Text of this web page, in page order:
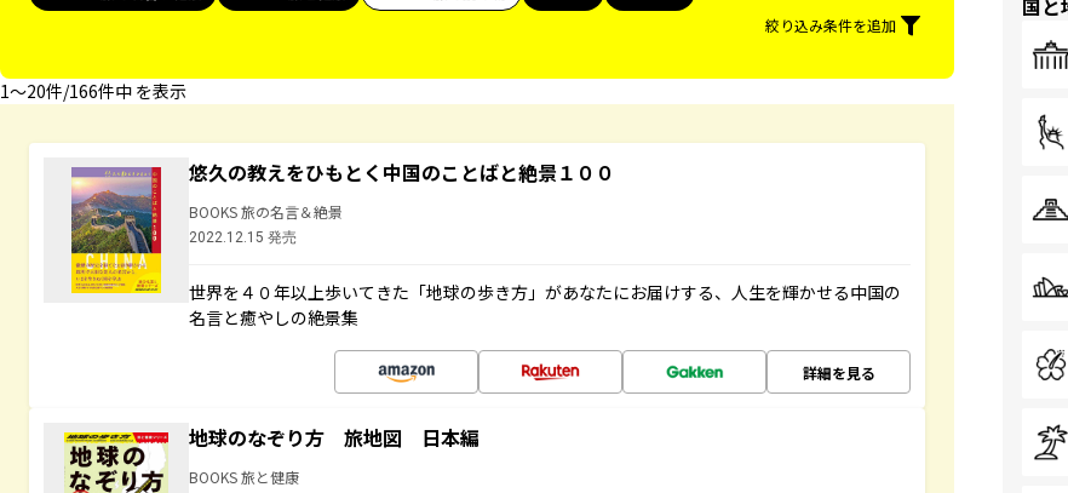
絞り込み条件を追加
1〜20件/166件中 を表示
悠久の教えをひもとく中国のことばと絶景１００
BOOKS 旅の名言＆絶景
2022.12.15 発売
世界を４０年以上歩いてきた「地球の歩き方」があなたにお届けする、人生を輝かせる中国の
名言と癒やしの絶景集
詳細を見る
地球のなぞり方 旅地図 日本編
BOOKS 旅と健康
国と